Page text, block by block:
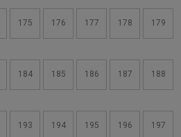
175 176 177 178 179
184 185 186 187 188
193 194 195 196 197